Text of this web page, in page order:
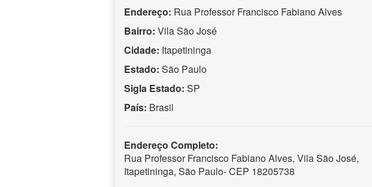
Endereço: Rua Professor Francisco Fabiano Alves
Bairro: Vila São José
Cidade: Itapetininga
Estado: São Paulo
Sigla Estado: SP
País: Brasil
Endereço Completo:
Rua Professor Francisco Fabiano Alves, Vila São José,
Itapetininga, São Paulo- CEP 18205738